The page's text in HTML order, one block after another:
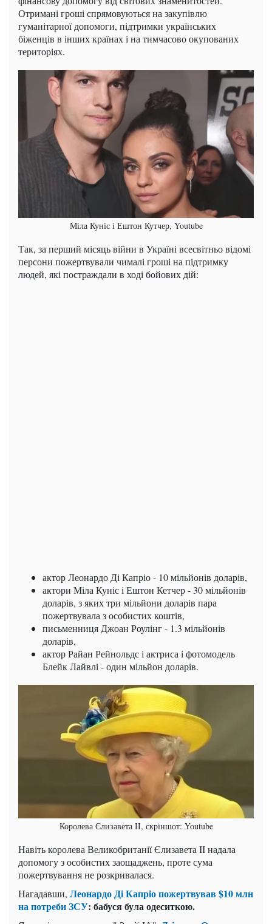
Отримані гроші спрямовуються на закупівлю
гуманітарної допомоги, підтримки українських
біженців в інших країнах і на тимчасово окупованих
територіях.
Міла Куніс і Ештон Кутчер, Youtube
Так, за перший місяць війни в Україні всесвітньо відомі
персони пожертвували чималі гроші на підтримку
людей, які постраждали в ході бойових дій:
актор Леонардо Ді Капріо - 10 мільйонів доларів,
актори Міла Куніс і Ештон Кетчер - 30 мільйонів
доларів, з яких три мільйони доларів пара
пожертвувала з особистих коштів,
письменниця Джоан Роулінг - 1.3 мільйонів
доларів,
актор Райан Рейнольдс і актриса і фотомодель
Блейк Лайвлі - один мільйон доларів.
Королева Єлизавета II, скріншот: Youtube
Навіть королева Великобританії Єлизавета II надала
допомогу з особистих заощаджень, проте сума
пожертвування не розкривалася.
Нагадавши, Леонардо Ді Капріо пожертвував $10 млн
на потреби ЗСУ: бабуся була одеситкою.